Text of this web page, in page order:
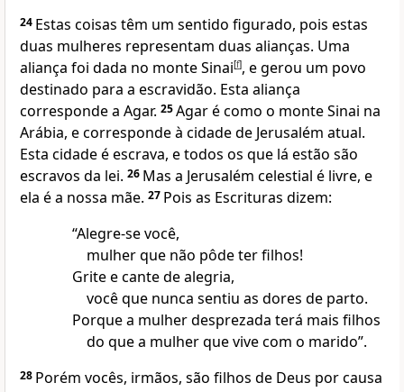
24 Estas coisas têm um sentido figurado, pois estas
duas mulheres representam duas alianças. Uma
aliança foi dada no monte Sinai[f], e gerou um povo
destinado para a escravidão. Esta aliança
corresponde a Agar. 25Agar é como o monte Sinai na
Arábia, e corresponde à cidade de Jerusalém atual.
Esta cidade é escrava, e todos os que lá estão são
escravos da lei. 26 Mas a Jerusalém celestial é livre, e
ela é a nossa mãe. 27 Pois as Escrituras dizem:
“Alegre-se você,
mulher que não pôde ter filhos!
Grite e cante de alegria,
você que nunca sentiu as dores de parto.
Porque a mulher desprezada terá mais filhos
do que a mulher que vive com o marido”.
28 Porém vocês, irmãos, são filhos de Deus por causa